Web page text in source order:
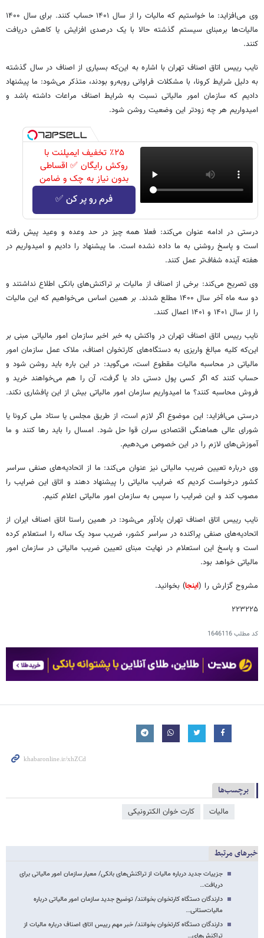
وی می‌افزاید: ما خواستیم که مالیات را از سال ۱۴۰۱ حساب کنند. برای سال ۱۴۰۰
مالیات‌ها برمبنای سیستم گذشته حالا با یک درصدی افزایش یا کاهش دریافت
کنند.
نایب رییس اتاق اصناف تهران با اشاره به این‌که بسیاری از اصناف در سال گذشته
به دلیل شرایط کرونا، با مشکلات فراوانی روبه‌رو بودند، متذکر می‌شود: ما پیشنهاد
دادیم که سازمان امور مالیاتی نسبت به شرایط اصناف مراعات داشته باشد و
امیدواریم هر چه زودتر این وضعیت روشن شود.
٪۲۵ تخفیف ایمپلنت با
روکش رایگان ✅ اقساطی
بدون نیاز به چک و ضامن
فرم رو پر کن ✅
درستی در ادامه عنوان می‌کند: فعلا همه چیز در حد وعده و وعید پیش رفته
است و پاسخ روشنی به ما داده نشده است. ما پیشنهاد را دادیم و امیدواریم در
هفته آینده شفاف‌تر عمل کنند.
وی تصریح می‌کند: برخی از اصناف از مالیات بر تراکنش‌های بانکی اطلاع نداشتند و
دو سه ماه آخر سال ۱۴۰۰ مطلع شدند. بر همین اساس می‌خواهیم که این مالیات
را از سال ۱۴۰۱ و ۱۴۰۱ اعمال کنند.
نایب رییس اتاق اصناف تهران در واکنش به خبر اخیر سازمان امور مالیاتی مبنی بر
این‌که کلیه مبالغ واریزی به دستگاه‌های کارتخوان اصناف، ملاک عمل سازمان امور
مالیاتی در محاسبه مالیات مقطوع است، می‌گوید: در این باره باید روشن شود و
حساب کنند که اگر کسی پول دستی داد یا گرفت، آن را هم می‌خواهند خرید و
فروش محاسبه کنند؟ ما امیدواریم سازمان امور مالیاتی بیش از این پافشاری نکند.
درستی می‌افزاید: این موضوع اگر لازم است، از طریق مجلس یا ستاد ملی کرونا یا
شورای عالی هماهنگی اقتصادی سران قوا حل شود. امسال را باید رها کنند و ما
آموزش‌های لازم را در این خصوص می‌دهیم.
وی درباره تعیین ضریب مالیاتی نیز عنوان می‌کند: ما از اتحادیه‌های صنفی سراسر
کشور درخواست کردیم که ضرایب مالیاتی را پیشنهاد دهند و اتاق این ضرایب را
مصوب کند و این ضرایب را سپس به سازمان امور مالیاتی اعلام کنیم.
نایب رییس اتاق اصناف تهران یادآور می‌شود: در همین راستا اتاق اصناف ایران از
اتحادیه‌های صنفی پراکنده در سراسر کشور، ضریب سود یک ساله را استعلام کرده
است و پاسخ این استعلام در نهایت مبنای تعیین ضریب مالیاتی در سازمان امور
مالیاتی خواهد بود.
مشروح گزارش را (اینجا) بخوانید.
۲۲۳۲۲۵
کد مطلب1646116
برچسب‌ها
مالیات کارت خوان الکترونیکی
خبرهای مرتبط
جزییات جدید درباره مالیات از تراکنش‌های بانکی/ معیار سازمان امور مالیاتی برای
دریافت…
دارندگان دستگاه کارتخوان بخوانند/ توضیح جدید سازمان امور مالیاتی درباره
مالیات‌ستانی…
دارندگان دستگاه کارتخوان بخوانند/ خبر مهم رییس اتاق اصناف درباره مالیات از